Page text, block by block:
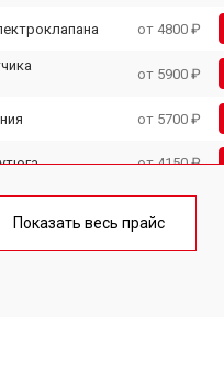
от 4800 ₽
от 5900 ₽
от 5700 ₽
от 4150 ₽
резинок,
чистка от 4700 ₽
Показать весь прайс